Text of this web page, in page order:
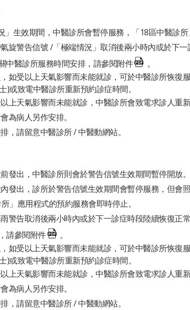
生效期間，中醫診所會暫停服務，「18區中醫診所
旋警告信號 /「極端情況」取消後兩小時內或於下
中醫診所服務時間安排，請參閱附件
如受以上天氣影響而未能就診，可於中醫診所恢復
或致電中醫診所重新預約診症時間。
上天氣影響而未能就診，中醫診所會致電求診人重新
為病人另作安排。
，請留意中醫診所 / 中醫動網站。
發出，中醫診所則會於警告信號生效期間暫停開放。
發出，診所於警告信號生效期間會暫停服務，但會照
」應用程式的預約服務會即時停止。
警告取消後兩小時內或於下一診症時段陸續恢復正
請參閱附件
如受以上天氣影響而未能就診，可於中醫診所恢復
或致電中醫診所重新預約診症時間。
上天氣影響而未能就診，中醫診所會致電求診人重新
為病人另作安排。
，請留意中醫診所 / 中醫動網站。